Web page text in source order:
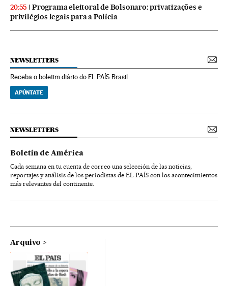
20:55
Programa eleitoral de Bolsonaro: privatizações e
privilégios legais para a Polícia
NEWSLETTERS
Receba o boletim diário do EL PAÍS Brasil
APÚNTATE
NEWSLETTERS
Boletín de América
Cada semana en tu cuenta de correo una selección de las noticias,
reportajes y análisis de los periodistas de EL PAÍS con los acontecimientos
más relevantes del continente.
Arquivo